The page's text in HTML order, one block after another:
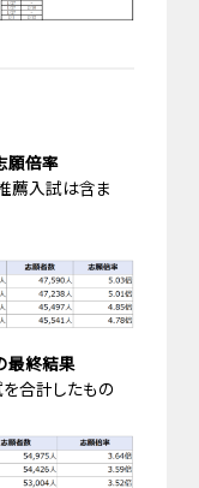
願倍率
薦入試は含ま
最終結果
合計したもの